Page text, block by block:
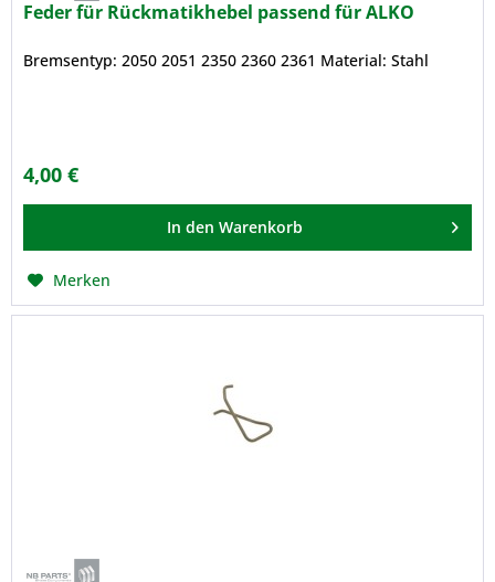
Feder für Rückmatikhebel passend für ALKO
Bremsentyp: 2050 2051 2350 2360 2361 Material: Stahl
4,00 €
In den Warenkorb
Merken